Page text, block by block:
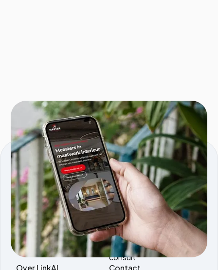
KVK nmmr: 96595353
Comeniusstraat 5, 1817MS, Alkmaar
Producten
Tools.linkai.nl
Magazine PDF to WP
AI vertaaltool
AI SEO Briefing
Services
AI agents
AI software
development
AI automatisering
consult
Over LinkAI
Contact